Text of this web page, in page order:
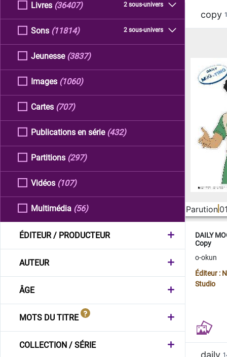
Livres 2 sous-univers
(36407)
Sons 2 sous-univers
(11814)
Jeunesse (3837)
Images (1060)
Cartes (707)
Publications en série (432)
Partitions (297)
Vidéos (107)
Multimédia (56)
ÉDITEUR / PRODUCTEUR
AUTEUR
ÂGE
MOTS DU TITRE
COLLECTION / SÉRIE
copy
Parution
DAILY
Copy
o-okun
Éditeur :
Studio
daily